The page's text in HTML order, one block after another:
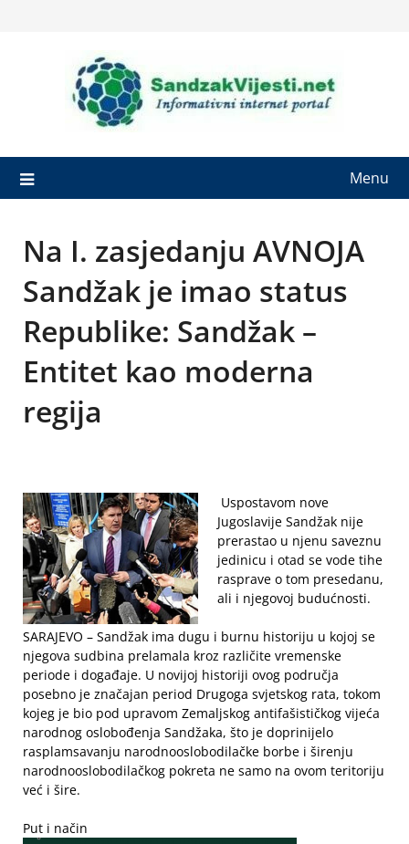
Menu
Na I. zasjedanju AVNOJA
Sandžak je imao status
Republike: Sandžak –
Entitet kao moderna
regija
Uspostavom nove
Jugoslavije Sandžak nije
prerastao u njenu saveznu
jedinicu i otad se vode tihe
rasprave o tom presedanu,
ali i njegovoj budućnosti.
SARAJEVO – Sandžak ima dugu i burnu historiju u kojoj se
njegova sudbina prelamala kroz različite vremenske
periode i događaje. U novijoj historiji ovog područja
posebno je značajan period Drugoga svjetskog rata, tokom
kojeg je bio pod upravom Zemaljskog antifašističkog vijeća
narodnog oslobođenja Sandžaka, što je doprinijelo
rasplamsavanju narodnooslobodilačke borbe i širenju
narodnooslobodilačkog pokreta ne samo na ovom teritoriju
već i šire.
Put i način